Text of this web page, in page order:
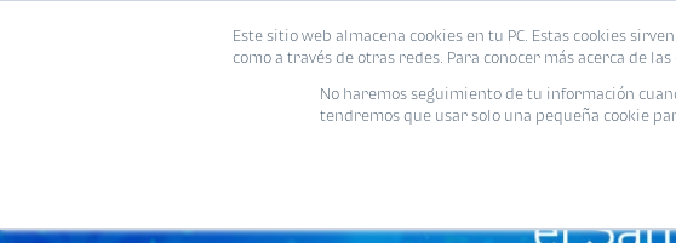
Este sitio web almacena cookies en tu PC. Estas cookies
como a través de otras redes. Para conocer más acerca de
No haremos seguimiento de tu información
tendremos que usar solo una pequeña cookie